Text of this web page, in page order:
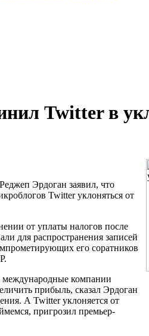
Twitter в
Эрдоган заявил, что
Twitter уклоняться от
от уплаты налогов после
для распространения записей
его соратников
международные компании
прибыль, сказал Эрдоган
А Twitter уклоняется от
пригрозил премьер-